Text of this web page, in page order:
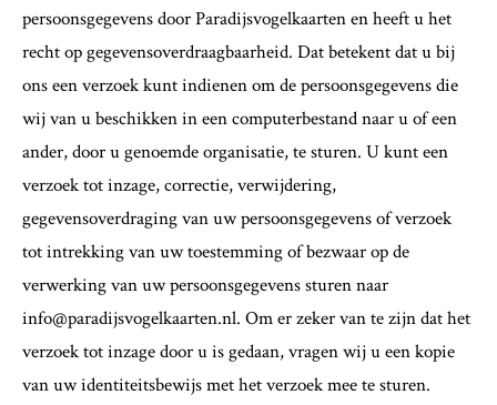
persoonsgegevens door Paradijsvogelkaarten en heeft u het
recht op gegevensoverdraagbaarheid. Dat betekent dat u bij
ons een verzoek kunt indienen om de persoonsgegevens die
wij van u beschikken in een computerbestand naar u of een
ander, door u genoemde organisatie, te sturen. U kunt een
verzoek tot inzage, correctie, verwijdering,
gegevensoverdraging van uw persoonsgegevens of verzoek
tot intrekking van uw toestemming of bezwaar op de
verwerking van uw persoonsgegevens sturen naar
info@paradijsvogelkaarten.nl. Om er zeker van te zijn dat het
verzoek tot inzage door u is gedaan, vragen wij u een kopie
van uw identiteitsbewijs met het verzoek mee te sturen.